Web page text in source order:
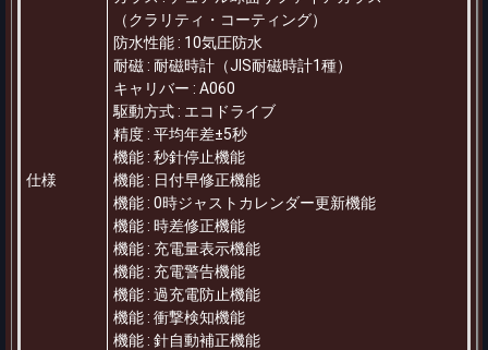
仕様
（クラリティ・コーティング）
防水性能: 10気圧防水
耐磁: 耐磁時計（JIS耐磁時計1種）
キャリバー : A060
駆動方式: エコドライブ
精度: 平均年差±5秒
機能: 秒針停止機能
機能: 日付早修正機能
機能: 0時ジャストカレンダー更新機能
機能: 時差修正機能
機能: 充電量表示機能
機能: 充電警告機能
機能: 過充電防止機能
機能: 衝撃検知機能
機能: 針自動補正機能